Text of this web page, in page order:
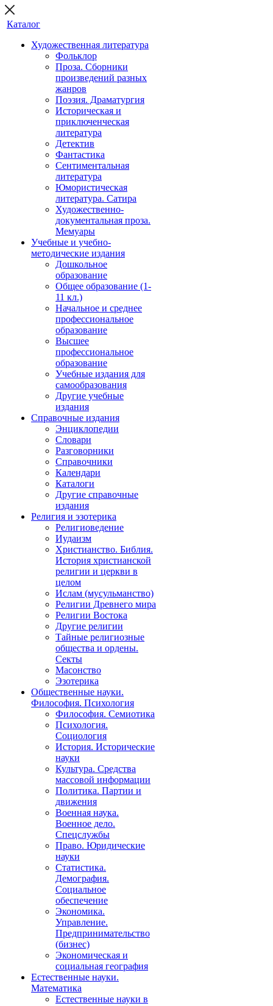
Каталог
Художественная литература
Фольклор
Проза. Сборники
произведений разных
жанров
Поэзия. Драматургия
Историческая и
приключенческая
литература
Детектив
Фантастика
Сентиментальная
литература
Юмористическая
литература. Сатира
Художественно-
документальная проза.
Мемуары
Учебные и учебно-
методические издания
Дошкольное
образование
Общее образование (1-
11 кл.)
Начальное и среднее
профессиональное
образование
Высшее
профессиональное
образование
Учебные издания для
самообразования
Другие учебные
издания
Справочные издания
Энциклопедии
Словари
Разговорники
Справочники
Календари
Каталоги
Другие справочные
издания
Религия и эзотерика
Религиоведение
Иудаизм
Христианство. Библия.
История христианской
религии и церкви в
целом
Ислам (мусульманство)
Религии Древнего мира
Религии Востока
Другие религии
Тайные религиозные
общества и ордены.
Секты
Масонство
Эзотерика
Общественные науки.
Философия. Психология
Философия. Семиотика
Психология.
Социология
История. Исторические
науки
Культура. Средства
массовой информации
Политика. Партии и
движения
Военная наука.
Военное дело.
Спецслужбы
Право. Юридические
науки
Статистика.
Демография.
Социальное
обеспечение
Экономика.
Управление.
Предпринимательство
(бизнес)
Экономическая и
социальная география
Естественные науки.
Математика
Естественные науки в